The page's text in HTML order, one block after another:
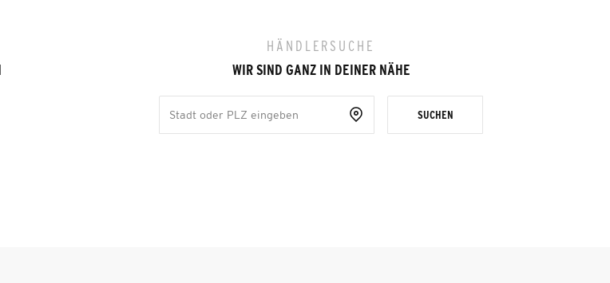
HÄNDLERSUCHE
WIR SIND GANZ IN DEINER NÄHE
SUCHEN